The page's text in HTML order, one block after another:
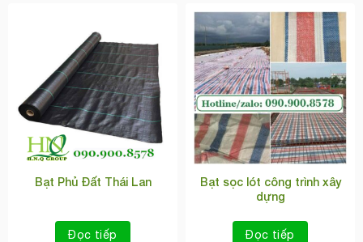
Bạt Phủ Đất Thái Lan
Đọc tiếp
Bạt sọc lót công trình xây
dựng
Đọc tiếp